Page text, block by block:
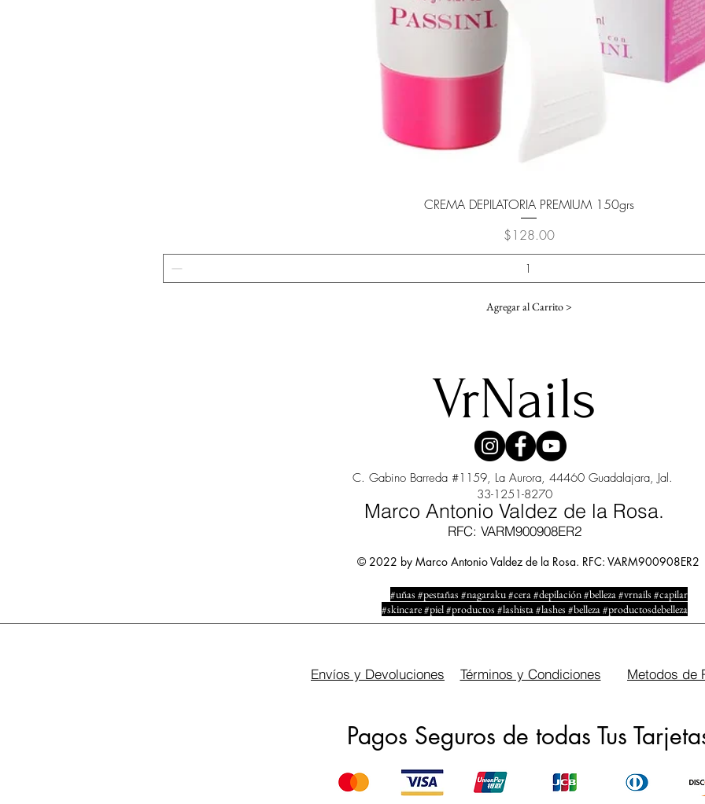
Vista rápida
CREMA DEPILATORIA PREMIUM 150grs
Precio
$128.00
Agregar al Carrito >
VrNails
C. Gabino Barreda #1159, La Aurora, 44460 Guadalajara, Jal.
33-1251-8270
Marco Antonio Valdez de la Rosa.
RFC: VARM900908ER2
© 2022 by Marco Antonio Valdez de la Rosa. RFC: VARM900908ER2
#uñas #pestañas #nagaraku #cera #depilación #belleza #vrnails #capilar
#skincare #piel #productos #lashista #lashes #belleza #productosdebelleza
Envíos y Devoluciones Términos y Condiciones Metodos de
Pagos Seguros de todas Tus